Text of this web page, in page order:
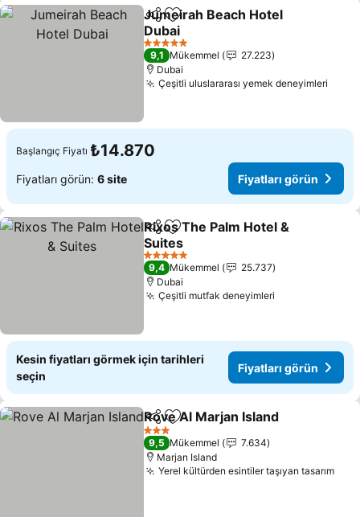
PaylaşFavorilerime ekle
Jumeirah Beach Hotel
Dubai
5 Yıldız
9,1 Mükemmel
27.223
Dubai
Çeşitli uluslararası yemek deneyimleri
Başlangıç Fiyatı ₺14.870
Fiyatları görün: 6 site Fiyatları görün
PaylaşFavorilerime ekle
Rixos The Palm Hotel &
Suites
5 Yıldız
9,4 Mükemmel
25.737
Dubai
Çeşitli mutfak deneyimleri
Kesin fiyatları görmek için tarihleri
seçin
Fiyatları görün
PaylaşFavorilerime ekle
Rove Al Marjan Island
3 Yıldız
9,5 Mükemmel
7.634
Marjan Island
Yerel kültürden esintiler taşıyan tasarım